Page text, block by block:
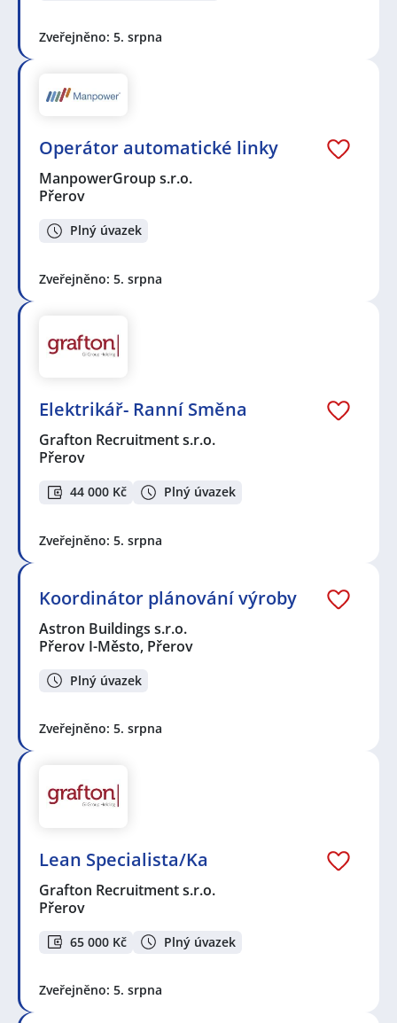
Zveřejněno: 5. srpna
Operátor automatické linky
ManpowerGroup s.r.o.
Přerov
Plný úvazek
Zveřejněno: 5. srpna
Elektrikář- Ranní Směna
Grafton Recruitment s.r.o.
Přerov
44 000 Kč Plný úvazek
Zveřejněno: 5. srpna
Koordinátor plánování výroby
Astron Buildings s.r.o.
Přerov I-Město, Přerov
Plný úvazek
Zveřejněno: 5. srpna
Lean Specialista/Ka
Grafton Recruitment s.r.o.
Přerov
65 000 Kč Plný úvazek
Zveřejněno: 5. srpna